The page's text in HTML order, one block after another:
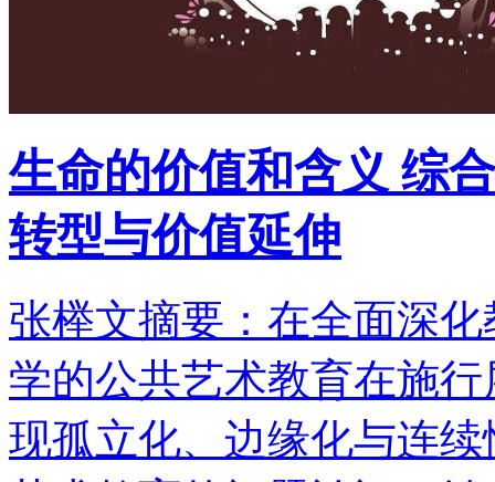
生命的价值和含义 综
转型与价值延伸
张榉文摘要：在全面深
学的公共艺术教育在施
现孤立化、边缘化与连